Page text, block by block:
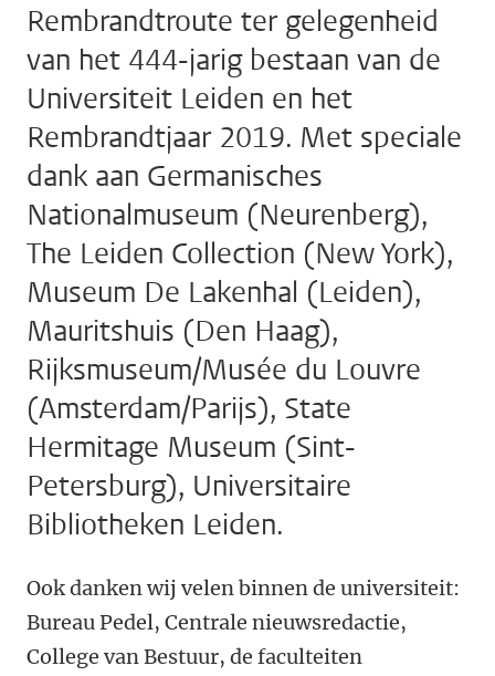
Rembrandtroute ter gelegenheid
van het 444-jarig bestaan van de
Universiteit Leiden en het
Rembrandtjaar 2019. Met speciale
dank aan Germanisches
Nationalmuseum (Neurenberg),
The Leiden Collection (New York),
Museum De Lakenhal (Leiden),
Mauritshuis (Den Haag),
Rijksmuseum/Musée du Louvre
(Amsterdam/Parijs), State
Hermitage Museum (Sint-
Petersburg), Universitaire
Bibliotheken Leiden.
Ook danken wij velen binnen de universiteit:
Bureau Pedel, Centrale nieuwsredactie,
College van Bestuur, de faculteiten